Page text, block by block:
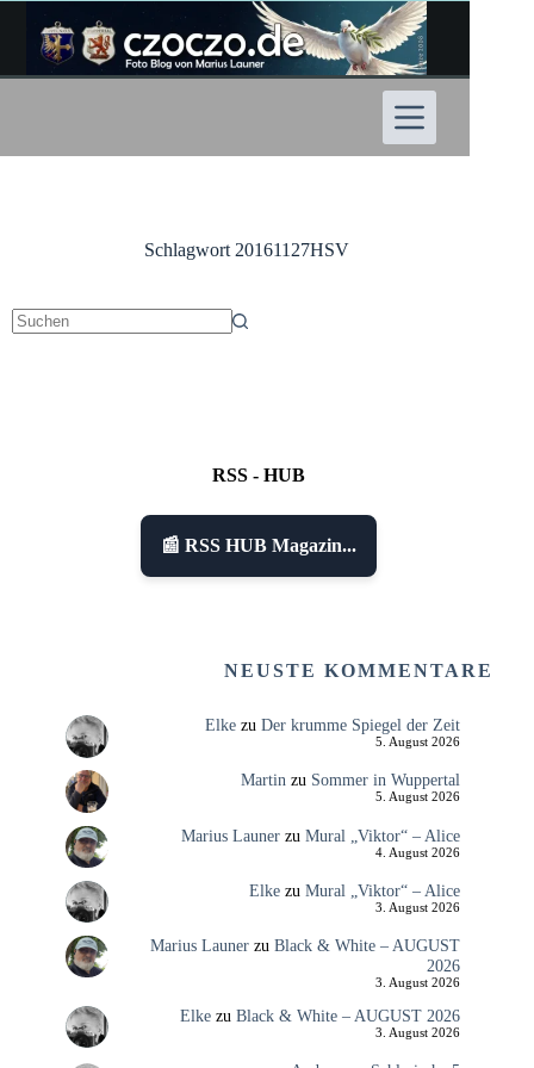
Inhalt
springen
Schlagwort 20161127HSV
RSS - HUB
📰 RSS HUB Magazin...
NEUSTE KOMMENTARE
Elkezu Der krumme Spiegel der Zeit
5. August 2026
Martinzu Sommer in Wuppertal
5. August 2026
Marius Launerzu Mural „Viktor“ – Alice
4. August 2026
Elkezu Mural „Viktor“ – Alice
3. August 2026
Marius Launerzu Black & White – AUGUST
2026
3. August 2026
Elkezu Black & White – AUGUST 2026
3. August 2026